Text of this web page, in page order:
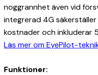
noggrannhet även vid
integrerad 4G
kostnader och inkluderar
Läs mer om EyePilot-
Funktioner: